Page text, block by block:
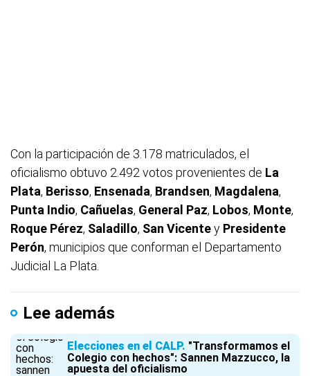
Con la participación de 3.178 matriculados, el
oficialismo obtuvo 2.492 votos provenientes de La
Plata, Berisso, Ensenada, Brandsen, Magdalena,
Punta Indio, Cañuelas, General Paz, Lobos, Monte,
Roque Pérez, Saladillo, San Vicentey Presidente
Perón, municipios que conforman el Departamento
Judicial La Plata.
Lee además
Elecciones en el CALP "Transformamos el
Colegio con hechos": Sannen Mazzucco, la
apuesta del oficialismo